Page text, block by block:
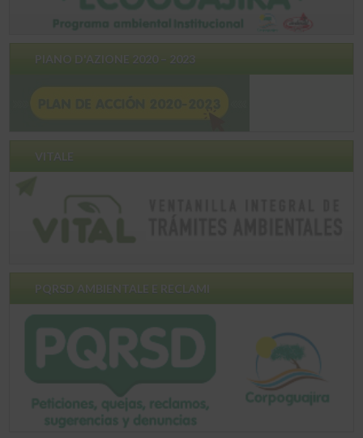
PIANO D'AZIONE 2020 – 2023
VITALE
PQRSD AMBIENTALE E RECLAMI